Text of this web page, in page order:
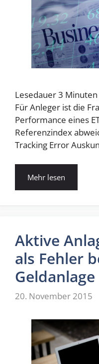
Lesedauer3 Minuten
Für Anleger ist die
Performance eines
Referenzindex
Tracking Error
Mehr lesen
Aktive
als Fehler
Geldanlage
20. November 2015